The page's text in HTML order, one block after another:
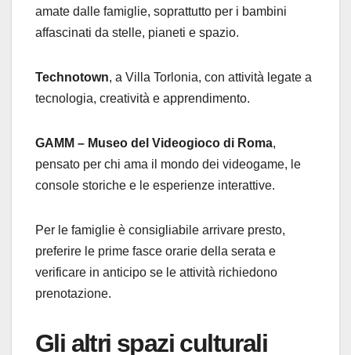
amate dalle famiglie, soprattutto per i bambini
affascinati da stelle, pianeti e spazio.
Technotown, a Villa Torlonia, con attività legate a
tecnologia, creatività e apprendimento.
GAMM – Museo del Videogioco di Roma,
pensato per chi ama il mondo dei videogame, le
console storiche e le esperienze interattive.
Per le famiglie è consigliabile arrivare presto,
preferire le prime fasce orarie della serata e
verificare in anticipo se le attività richiedono
prenotazione.
Gli altri spazi culturali